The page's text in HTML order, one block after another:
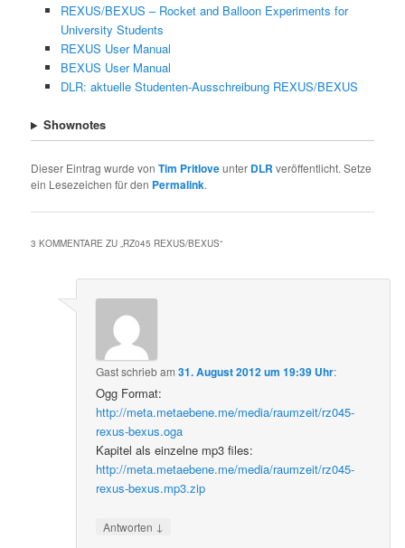
REXUS/BEXUS – Rocket and Balloon Experiments for
University Students
REXUS User Manual
BEXUS User Manual
DLR: aktuelle Studenten-Ausschreibung REXUS/BEXUS
Shownotes
Dieser Eintrag wurde vonTim Pritloveunter DLR veröffentlicht. Setze
ein Lesezeichen für den Permalink.
3 KOMMENTARE ZU „RZ045 REXUS/BEXUS“
Gastschriebam31. August 2012 um 19:39 Uhr:
Ogg Format:
http://meta.metaebene.me/media/raumzeit/rz045-
rexus-bexus.oga
Kapitel als einzelne mp3 files:
http://meta.metaebene.me/media/raumzeit/rz045-
rexus-bexus.mp3.zip
Antworten ↓